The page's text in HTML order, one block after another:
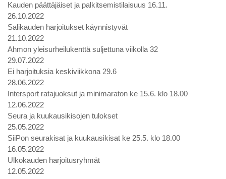
Kauden päättäjäiset ja palkitsemistilaisuus 16.11.
26.10.2022
Salikauden harjoitukset käynnistyvät
21.10.2022
Ahmon yleisurheilukenttä suljettuna viikolla 32
29.07.2022
Ei harjoituksia keskiviikkona 29.6
28.06.2022
Intersport ratajuoksut ja minimaraton ke 15.6. klo 18.00
12.06.2022
Seura ja kuukausikisojen tulokset
25.05.2022
SiiPon seurakisat ja kuukausikisat ke 25.5. klo 18.00
16.05.2022
Ulkokauden harjoitusryhmät
12.05.2022